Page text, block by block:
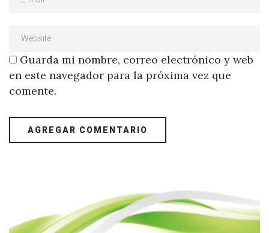
Guarda mi nombre, correo electrónico y web
en este navegador para la próxima vez que
comente.